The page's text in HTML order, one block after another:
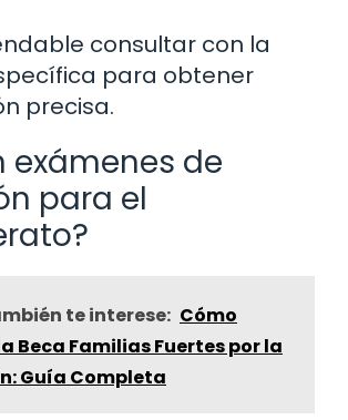
consultar con la
para obtener
precisa.
exámenes de
para el
te interese: Cómo
Beca Familias Fuertes por la
Guía Completa